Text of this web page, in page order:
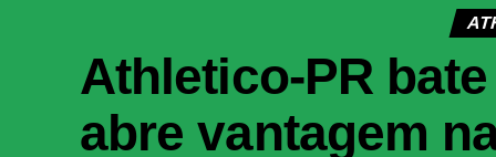
Athletico-PR
abre vantagem